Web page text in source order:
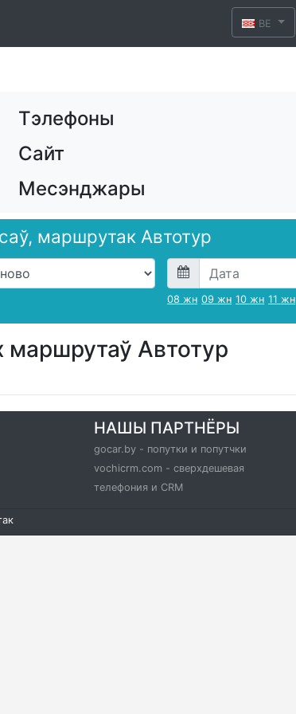
BE
Тэлефоны
Сайт
Месэнджары
маршрутак Автотур
08 жн 09 жн 10 жн 11 жн
маршрутаў Автотур
НАШЫ ПАРТНЁРЫ
gocar.by - попутки и попутчки
vochicrm.com - сверхдешевая
телефония и CRM